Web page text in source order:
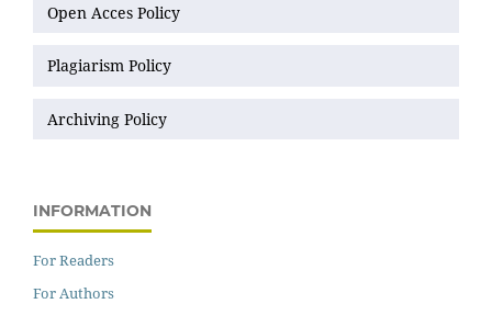
Open Acces Policy
Plagiarism Policy
Archiving Policy
INFORMATION
For Readers
For Authors